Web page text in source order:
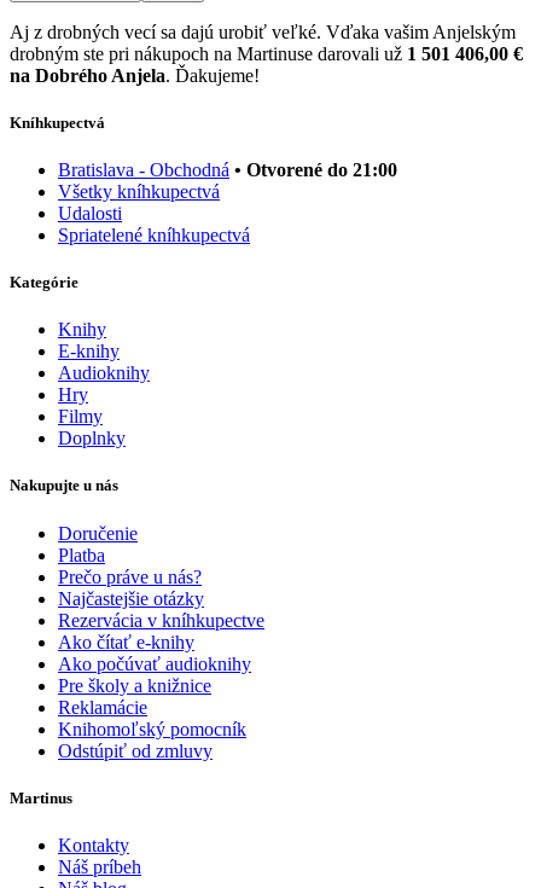
Aj z drobných vecí sa dajú urobiť veľké. Vďaka vašim Anjelským
drobným ste pri nákupoch na Martinuse darovali už 1 501 406,00 €
na Dobrého Anjela. Ďakujeme!
Kníhkupectvá
Bratislava - Obchodná • Otvorené do 21:00
Všetky kníhkupectvá
Udalosti
Spriatelené kníhkupectvá
Kategórie
Knihy
E-knihy
Audioknihy
Hry
Filmy
Doplnky
Nakupujte u nás
Doručenie
Platba
Prečo práve u nás?
Najčastejšie otázky
Rezervácia v kníhkupectve
Ako čítať e-knihy
Ako počúvať audioknihy
Pre školy a knižnice
Reklamácie
Knihomoľský pomocník
Odstúpiť od zmluvy
Martinus
Kontakty
Náš príbeh